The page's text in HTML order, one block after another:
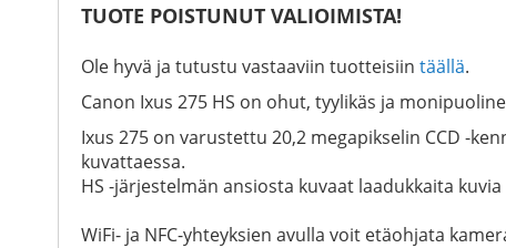
gallery
TUOTE POISTUNUT VALIOIMISTA!
Ole hyvä ja tutustu vastaaviin tuotteisiin täällä.
Canon Ixus 275 HS on ohut, tyylikäs ja
Ixus 275 on varustettu 20,2 megapikselin CCD -
kuvattaessa.
HS -järjestelmän ansiosta kuvaat laadukkaita
WiFi- ja NFC-yhteyksien avulla voit etäohjata